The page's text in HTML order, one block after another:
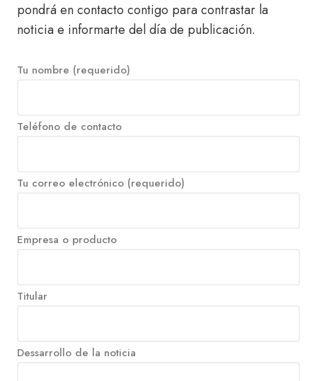
pondrá en contacto contigo para contrastar la
noticia e informarte del día de publicación.
Tu nombre (requerido)
Teléfono de contacto
Tu correo electrónico (requerido)
Empresa o producto
Titular
Dessarrollo de la noticia